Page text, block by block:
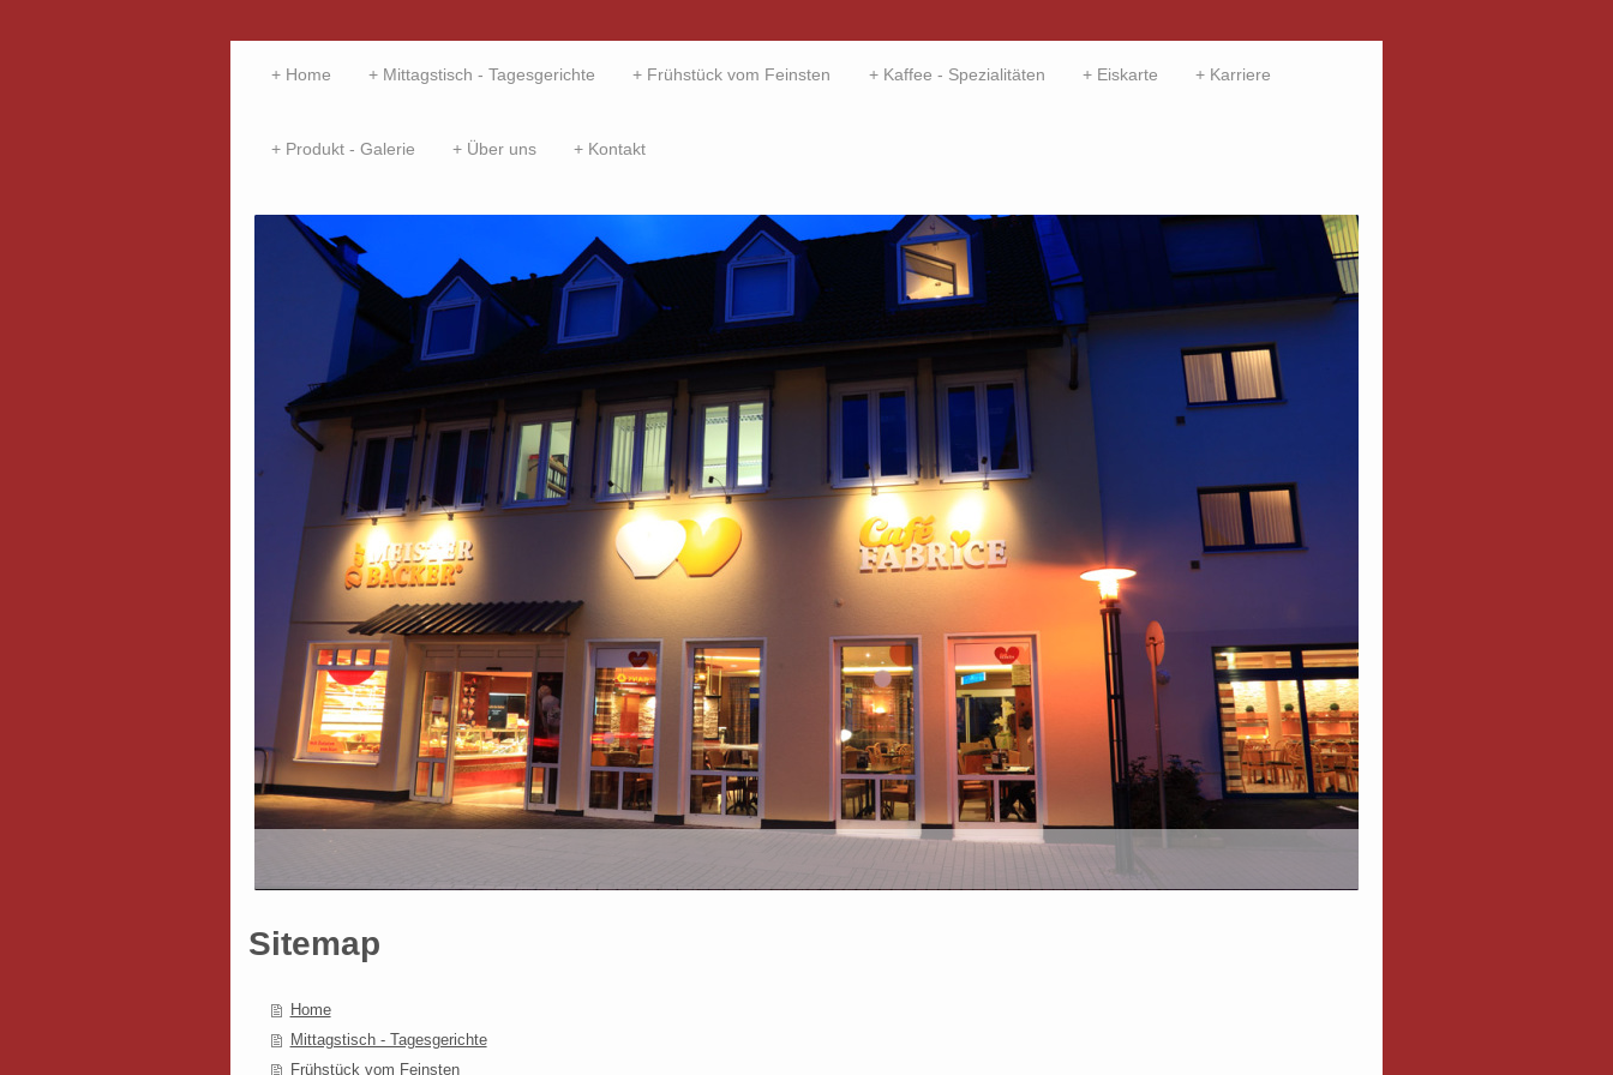
Home Mittagstisch - Tagesgerichte Frühstück vom Feinsten Kaffee - Spezialitäten Eiskarte Karriere
Produkt - Galerie Über uns Kontakt
Sitemap
Home
Mittagstisch - Tagesgerichte
Frühstück vom Feinsten